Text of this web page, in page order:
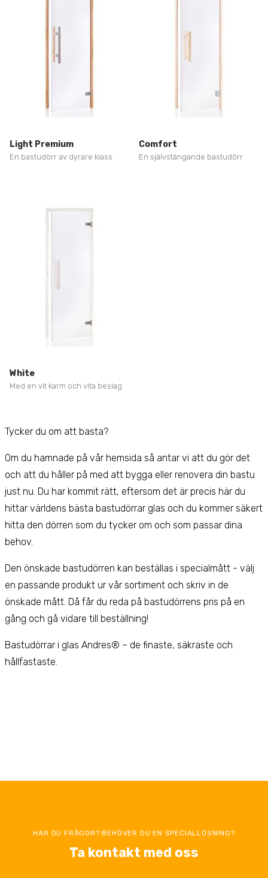
Light Premium
En bastudörr av dyrare klass
Comfort
En självstängande bastudörr
White
Med en vit karm och vita beslag
Tycker du om att basta?
Om du hamnade på vår hemsida så antar vi att du gör det
och att du håller på med att bygga eller renovera din bastu
just nu. Du har kommit rätt, eftersom det är precis här du
hittar världens bästa bastudörrar glas och du kommer säkert
hitta den dörren som du tycker om och som passar dina
behov.
Den önskade bastudörren kan beställas i specialmått - välj
en passande produkt ur vår sortiment och skriv in de
önskade mått. Då får du reda på bastudörrens pris på en
gång och gå vidare till beställning!
Bastudörrar i glas Andres® – de finaste, säkraste och
hållfastaste.
HAR DU FRÅGOR? BEHÖVER DU EN SPECIALLÖSNING?
Ta kontakt med oss